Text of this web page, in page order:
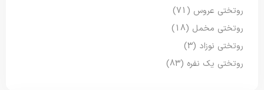
روتختی عروس (71)
روتختی مخمل (18)
روتختی نوزاد (3)
روتختی یک نفره (83)